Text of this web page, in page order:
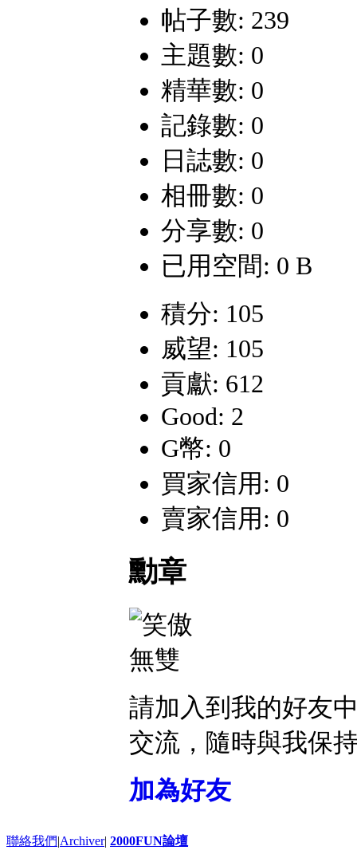
帖子數: 239
主題數: 0
精華數: 0
記錄數: 0
日誌數: 0
相冊數: 0
分享數: 0
已用空間: 0 B
積分: 105
威望: 105
貢獻: 612
Good: 2
G幣: 0
買家信用: 0
賣家信用: 0
勳章
請加入到我的好友
交流，隨時與我保
加為好友
聯絡我們|Archiver| 2000FUN論壇